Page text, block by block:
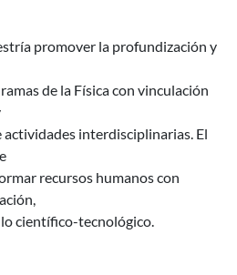
promover la profundización y
de la Física con vinculación
interdisciplinarias. El
recursos humanos con
científico-tecnológico.